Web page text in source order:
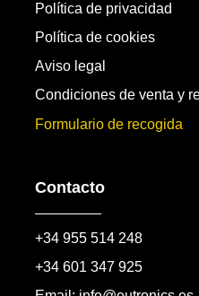
Política de privacidad
Política de cookies
Aviso legal
Condiciones de venta y
Formulario de recogida
Contacto
+34 955 514 248
+34 601 347 925